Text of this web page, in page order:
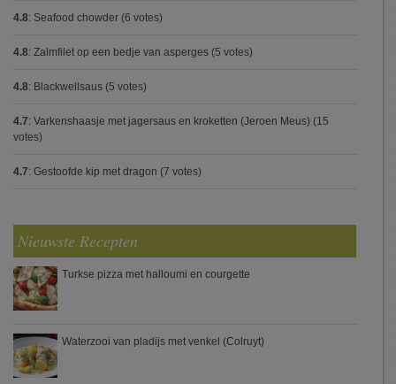
4.8: Seafood chowder (6 votes)
4.8: Zalmfilet op een bedje van asperges (5 votes)
4.8: Blackwellsaus (5 votes)
4.7: Varkenshaasje met jagersaus en kroketten (Jeroen Meus) (15
votes)
4.7: Gestoofde kip met dragon (7 votes)
Nieuwste Recepten
Turkse pizza met halloumi en courgette
Waterzooi van pladijs met venkel (Colruyt)